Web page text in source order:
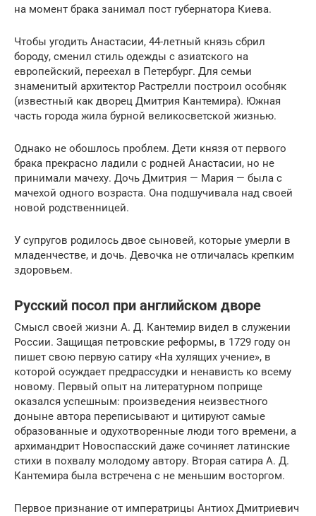
на момент брака занимал пост губернатора Киева.
Чтобы угодить Анастасии, 44-летный князь сбрил
бороду, сменил стиль одежды с азиатского на
европейский, переехал в Петербург. Для семьи
знаменитый архитектор Растрелли построил особняк
(известный как дворец Дмитрия Кантемира). Южная
часть города жила бурной великосветской жизнью.
Однако не обошлось проблем. Дети князя от первого
брака прекрасно ладили с родней Анастасии, но не
принимали мачеху. Дочь Дмитрия — Мария — была с
мачехой одного возраста. Она подшучивала над своей
новой родственницей.
У супругов родилось двое сыновей, которые умерли в
младенчестве, и дочь. Девочка не отличалась крепким
здоровьем.
Русский посол при английском дворе
Смысл своей жизни А. Д. Кантемир видел в служении
России. Защищая петровские реформы, в 1729 году он
пишет свою первую сатиру «На хулящих учение», в
которой осуждает предрассудки и ненависть ко всему
новому. Первый опыт на литературном поприще
оказался успешным: произведения неизвестного
доныне автора переписывают и цитируют самые
образованные и одухотворенные люди того времени, а
архимандрит Новоспасский даже сочиняет латинские
стихи в похвалу молодому автору. Вторая сатира А. Д.
Кантемира была встречена с не меньшим восторгом.
Первое признание от императрицы Антиох Дмитриевич